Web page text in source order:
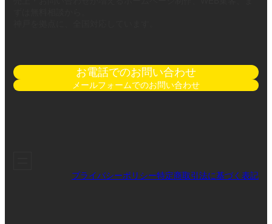
お電話でのお問い合わせ
メールフォームでのお問い合わせ
プライバシーポリシー特定商取引法に基づく表記